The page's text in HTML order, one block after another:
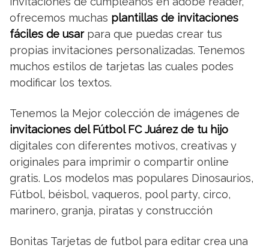
ofrecemos muchas plantillas de invitaciones
fáciles de usarpara que puedas crear tus
propias invitaciones personalizadas. Tenemos
muchos estilos de tarjetas las cuales podes
modificar los textos.
Tenemos la Mejor colección de imágenes de
invitaciones del Fútbol FC Juárez de tu hijo
digitales con diferentes motivos, creativas y
originales para imprimir o compartir online
gratis. Los modelos mas populares Dinosaurios,
Fútbol, béisbol, vaqueros, pool party, circo,
marinero, granja, piratas y construcción
Bonitas Tarjetas de futbol para editar crea una